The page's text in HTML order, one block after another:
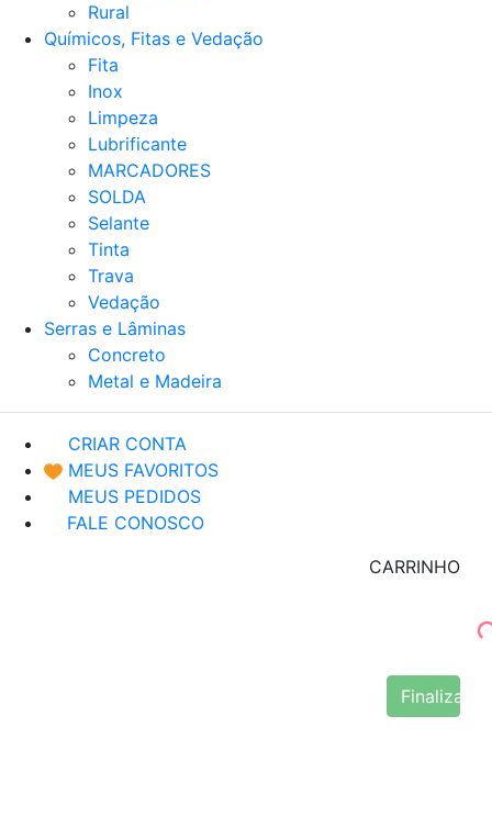
Rural
Químicos, Fitas e Vedação
Fita
Inox
Limpeza
Lubrificante
MARCADORES
SOLDA
Selante
Tinta
Trava
Vedação
Serras e Lâminas
Concreto
Metal e Madeira
CRIAR CONTA
MEUS FAVORITOS
MEUS PEDIDOS
FALE CONOSCO
CARRINHO
Finalizar